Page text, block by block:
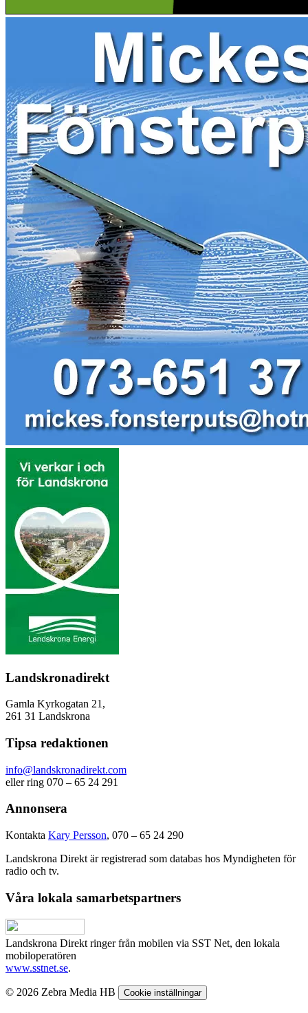
Landskronadirekt
Gamla Kyrkogatan 21,
261 31 Landskrona
Tipsa redaktionen
info@landskronadirekt.com
eller ring 070 – 65 24 291
Annonsera
Kontakta Kary Persson, 070 – 65 24 290
Landskrona Direkt är registrerad som databas hos Myndigheten för
radio och tv.
Våra lokala samarbetspartners
Landskrona Direkt ringer från mobilen via SST Net, den lokala
mobiloperatören
www.sstnet.se.
© 2026 Zebra Media HB Cookie inställningar